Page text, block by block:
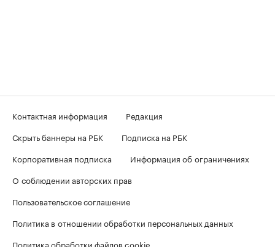
Контактная информация
Редакция
Скрыть баннеры на РБК
Подписка на РБК
Корпоративная подписка
Информация об ограничениях
О соблюдении авторских прав
Пользовательское соглашение
Политика в отношении обработки персональных данных
Политика обработки файлов cookie